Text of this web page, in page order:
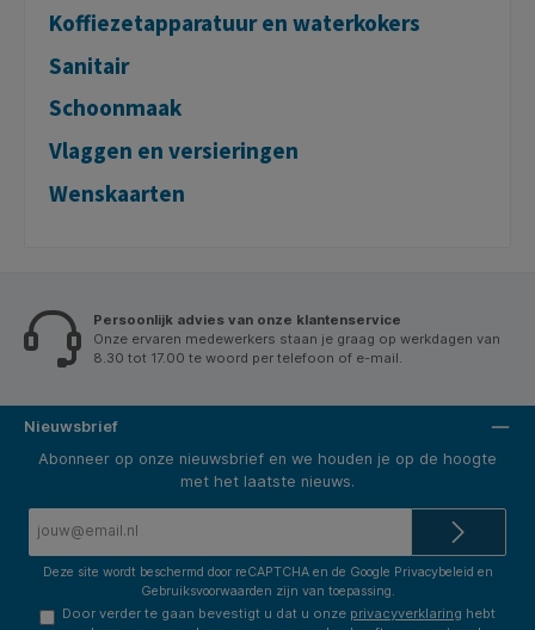
Koffiezetapparatuur en waterkokers
Sanitair
Schoonmaak
Vlaggen en versieringen
Wenskaarten
Persoonlijk advies van onze klantenservice
Onze ervaren medewerkers staan je graag op werkdagen van
8.30 tot 17.00 te woord per telefoon of e-mail.
Nieuwsbrief
Abonneer op onze nieuwsbrief en we houden je op de hoogte
met het laatste nieuws.
Deze site wordt beschermd door reCAPTCHA en de Google Privacybeleid en
Gebruiksvoorwaarden zijn van toepassing.
Door verder te gaan bevestigt u dat u onze privacyverklaring hebt